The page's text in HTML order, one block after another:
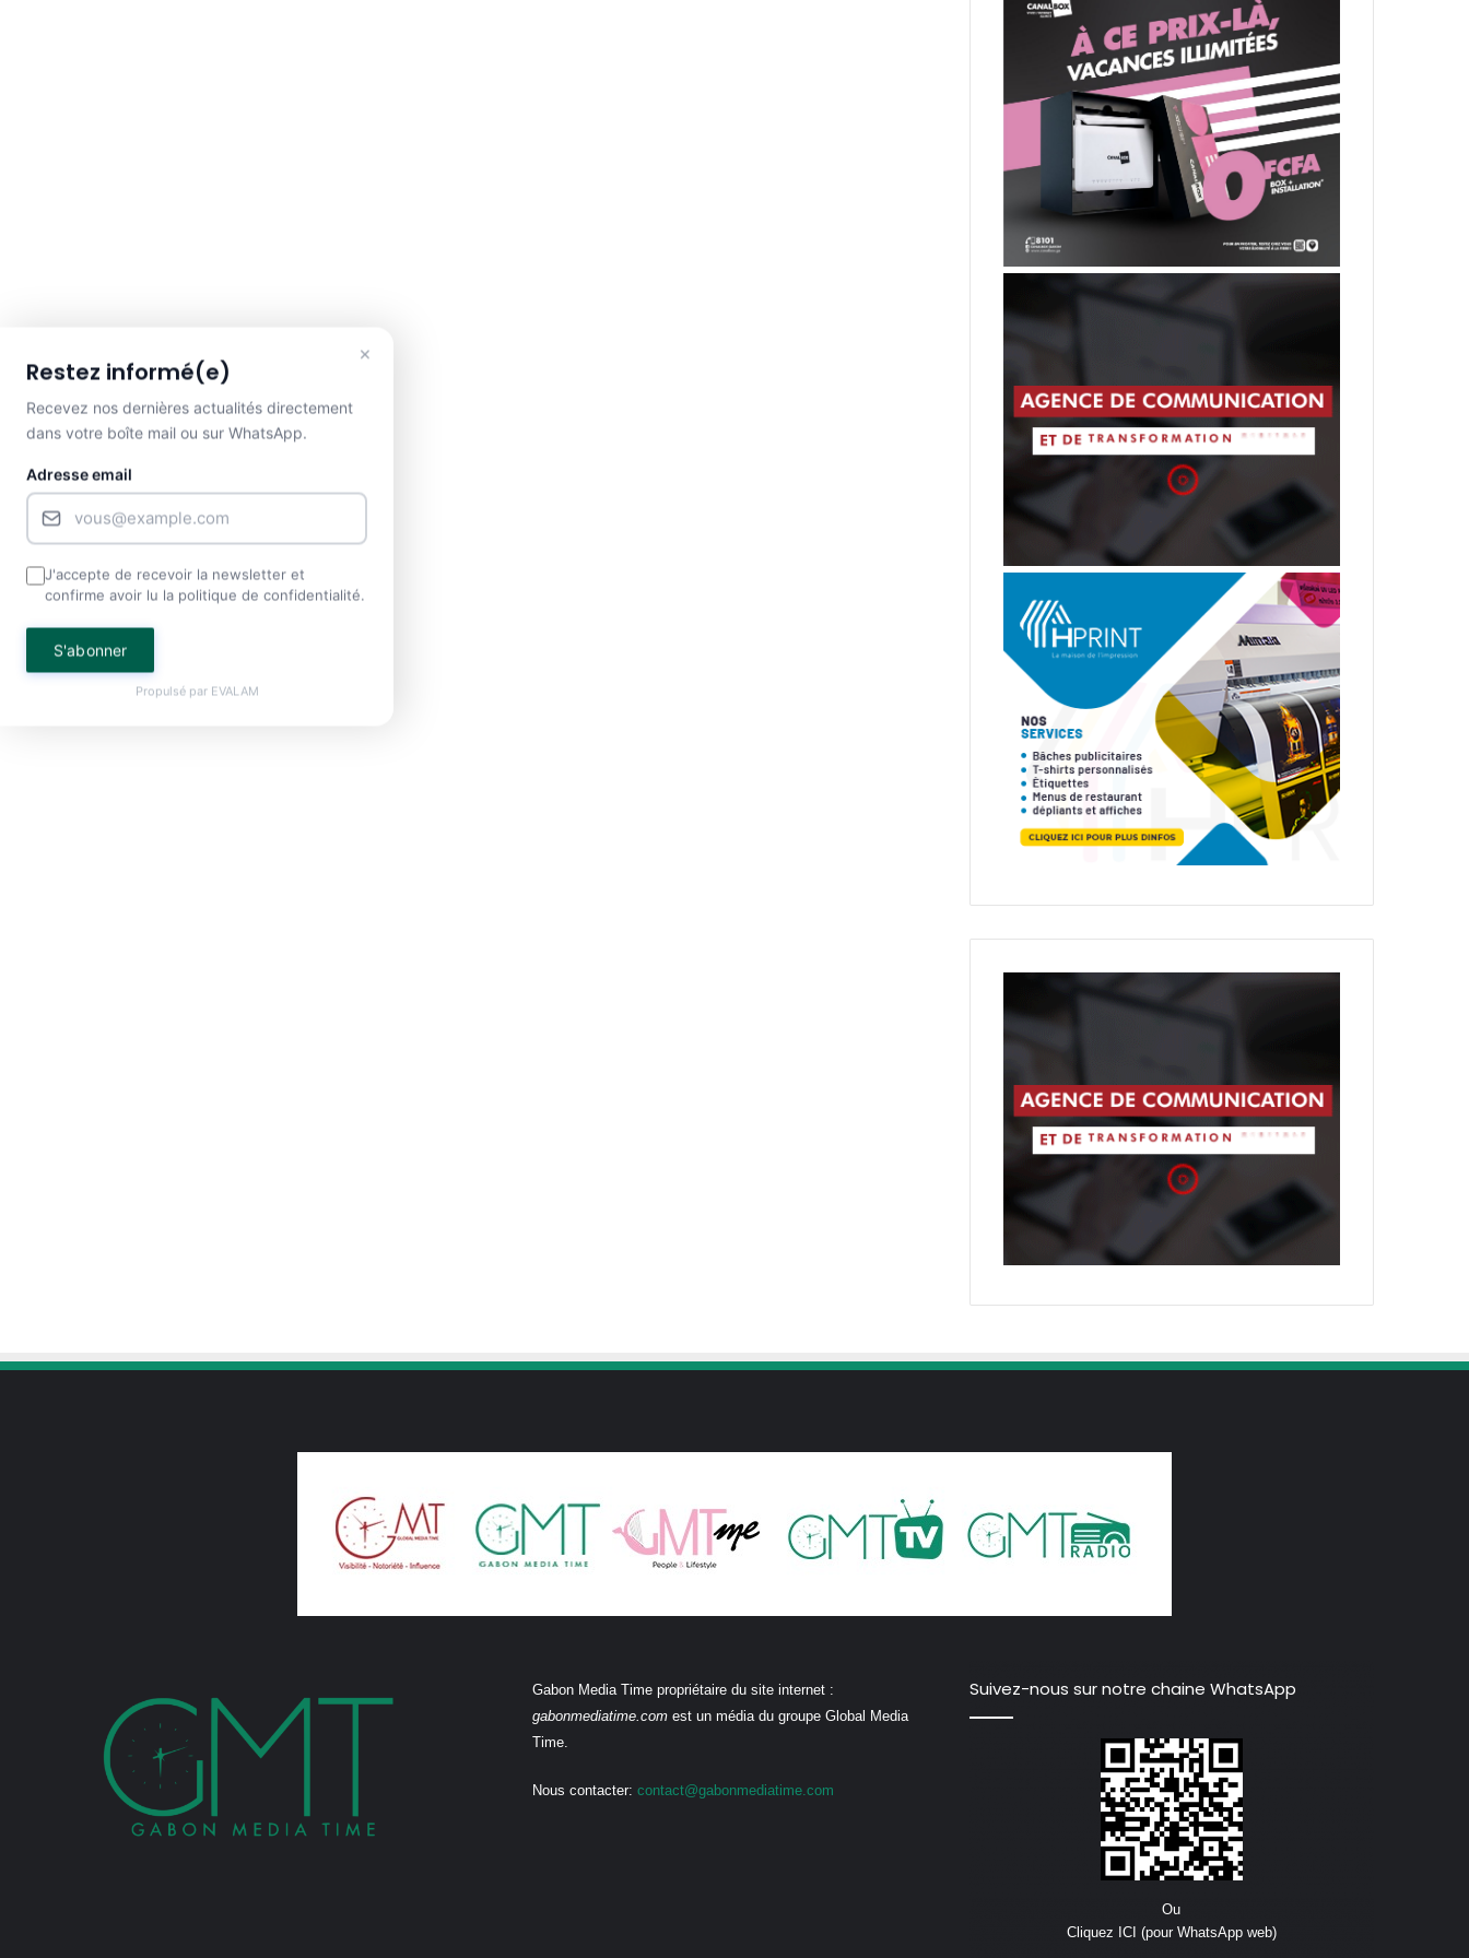
Gabon Media Time propriétaire du site internet :
gabonmediatime.comest un média du groupe Global Media
Time.
Nous contacter: contact@gabonmediatime.com
Suivez-nous sur notre chaine WhatsApp
Ou
Cliquez ICI (pour WhatsApp web)
×
Restez informé(e)
Recevez nos dernières actualités directement
dans votre boîte mail ou sur WhatsApp.
Adresse email
J'accepte de recevoir la newsletter et
confirme avoir lu la politique de confidentialité.
S'abonner
Propulsé par EVALAM